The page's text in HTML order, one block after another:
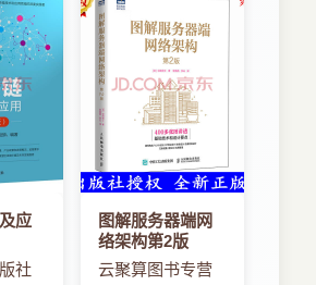
应
社
图解服务器端网
络架构第2版
云聚算图书专营